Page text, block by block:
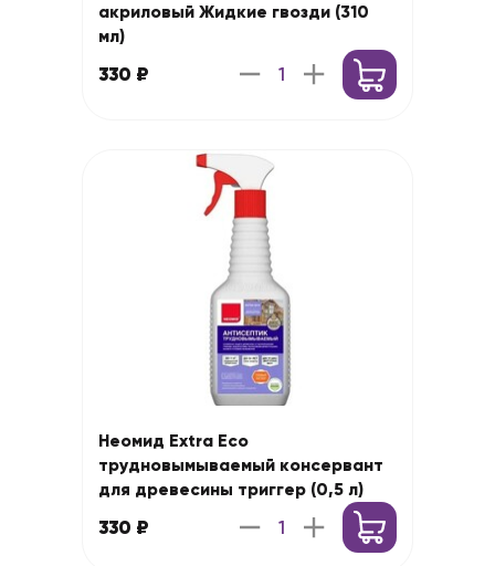
акриловый Жидкие гвозди (310
мл)
330 ₽
Неомид Extra Eco
трудновымываемый консервант
для древесины триггер (0,5 л)
330 ₽